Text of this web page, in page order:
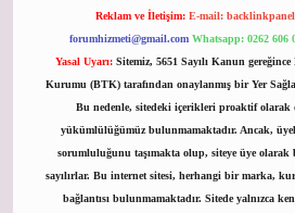
Reklam ve İletişim: E-mail:
forumhizmeti@gmail.com Whatsapp: 0262 606
Yasal Uyarı: Sitemiz, 5651 Sayılı Kanun
Kurumu (BTK) tarafından onaylanmış bir Yer
Bu nedenle, sitedeki içerikleri proaktif olarak
yükümlülüğümüz bulunmamaktadır. Ancak,
sorumluluğunu taşımakta olup, siteye üye
sayılırlar. Bu internet sitesi, herhangi bir marka,
bağlantısı bulunmamaktadır. Sitede yalnızca